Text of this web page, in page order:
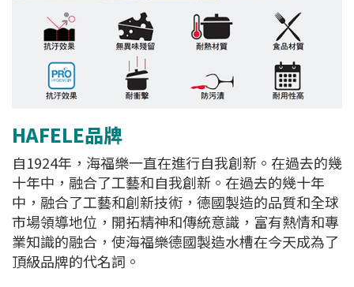
HAFELE品牌
自1924年，海福樂一直在進行自我創新。在過去的幾
十年中，融合了工藝和自我創新。在過去的幾十年
中，融合了工藝和創新技術，德國製造的品質和全球
市場領導地位，開拓精神和傳統意識，富有熱情和專
業知識的融合，使海福樂德國製造水槽在今天成為了
頂級品牌的代名詞。